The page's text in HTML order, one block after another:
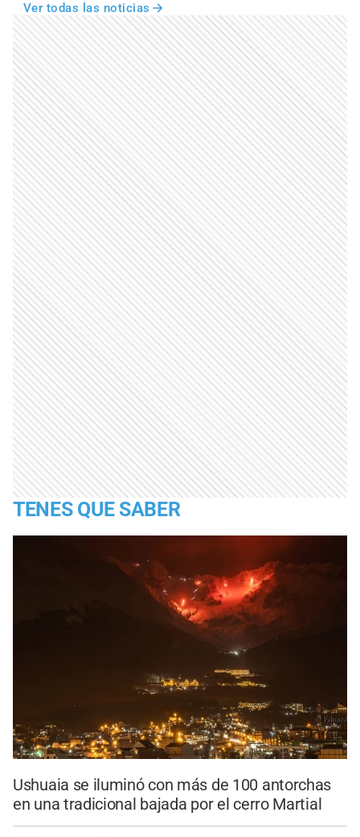
Ver todas las noticias
TENES QUE SABER
Ushuaia se iluminó con más de 100 antorchas
en una tradicional bajada por el cerro Martial